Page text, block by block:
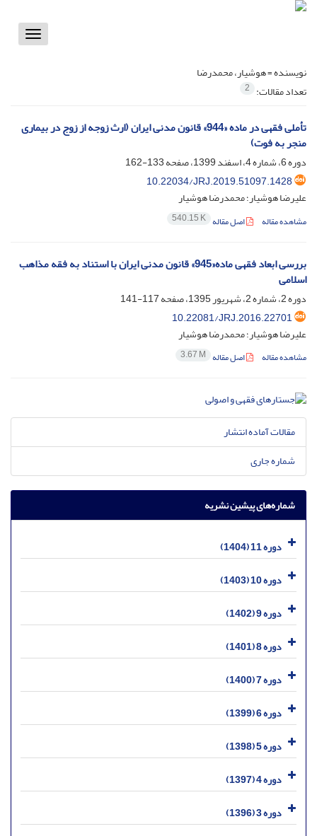
Toggle
نویسنده =هوشیار، محمدرضا
تعداد مقالات: 2
تأملی فقهی در ماده «944» قانون مدنی ایران (ارث زوجه از زوج در بیماری
منجر به فوت)
دوره 6، شماره 4، اسفند 1399، صفحه
133-162
10.22034/JRJ.2019.51097.1428
علیرضا هوشیار؛ محمدرضا هوشیار
مشاهده مقاله اصل مقاله 540.15 K
بررسی ابعاد فقهی ماده«945» قانون مدنی ایران با استناد به فقه مذاهب
اسلامی
دوره 2، شماره 2، شهریور 1395، صفحه
117-141
10.22081/JRJ.2016.22701
علیرضا هوشیار؛ محمدرضا هوشیار
مشاهده مقاله اصل مقاله 3.67 M
مقالات آماده انتشار
شماره جاری
شماره‌های پیشین نشریه
دوره 11 (1404)
دوره 10 (1403)
دوره 9 (1402)
دوره 8 (1401)
دوره 7 (1400)
دوره 6 (1399)
دوره 5 (1398)
دوره 4 (1397)
دوره 3 (1396)